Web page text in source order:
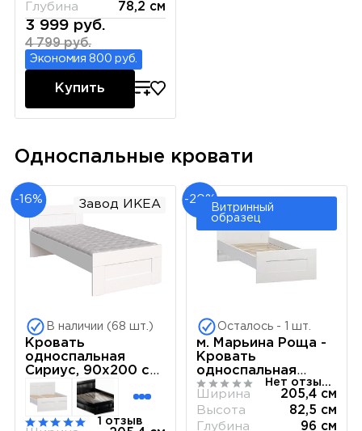
Глубина
78,2 см
3 999 руб.
4 799 руб.
Экономия 800 руб.
Купить
Односпальные кровати
-16% Завод ИКЕА
В наличии (68 шт.)
Кровать
односпальная
Сириус, 90х200 см,
белая
1 отзыв
-20%
Витринный
образец
Осталось - 1 шт.
м. Марьина Роща -
Кровать
односпальная
Сириус, 90х200 см,
белая
Нет отзывов
Ширина
205,4 см
Высота
82,5 см
Глубина
96 см